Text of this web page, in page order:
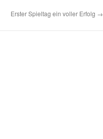
Erster Spieltag ein voller Erfolg →